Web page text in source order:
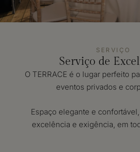
SERVIÇO
Serviço de
O TERRACE é o lugar perfeito
eventos privados e
Espaço elegante e
excelência e exigência, em